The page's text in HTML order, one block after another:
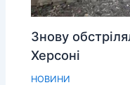
Знову
Херсоні
НОВИНИ